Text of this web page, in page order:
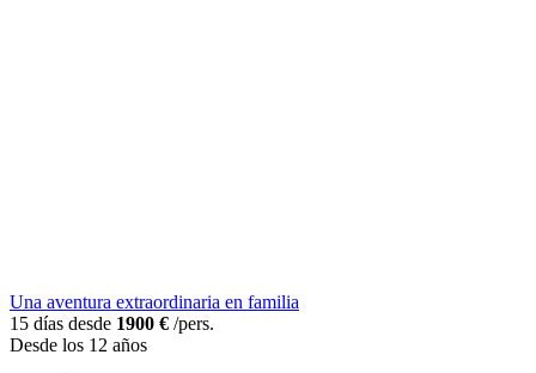
Una aventura extraordinaria en familia
15 días desde 1900 € /pers.
Desde los 12 años